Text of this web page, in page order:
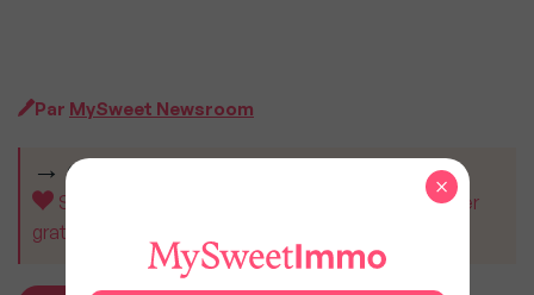
Par MySweet Newsroom
CET ARTICLE VOUS A AIDÉ ?
Soutenez MySweetImmo et aidez-nous à rester
gratuit pour tous.
×